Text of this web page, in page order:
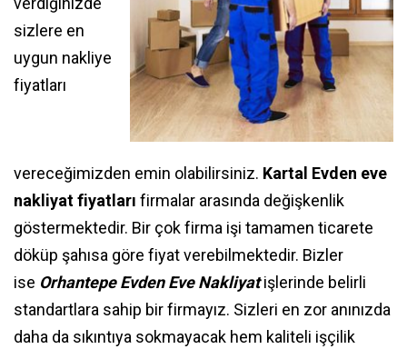
sizlere en
uygun nakliye
fiyatları
vereceğimizden emin olabilirsiniz. Kartal Evden eve
nakliyat fiyatları firmalar arasında değişkenlik
göstermektedir. Bir çok firma işi tamamen ticarete
döküp şahısa göre fiyat verebilmektedir. Bizler
ise Orhantepe Evden Eve Nakliyatişlerinde belirli
standartlara sahip bir firmayız. Sizleri en zor anınızda
daha da sıkıntıya sokmayacak hem kaliteli işçilik